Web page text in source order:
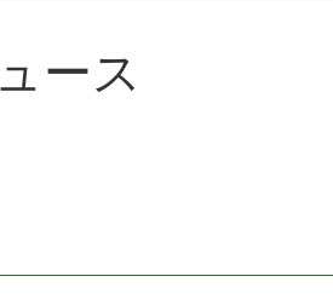
ース